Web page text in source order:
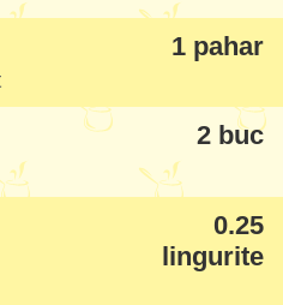
să fie mai acrișoară -
că așa este bine,
Pe viitor aș pune
1 pahar
2 buc
0.25
lingurite